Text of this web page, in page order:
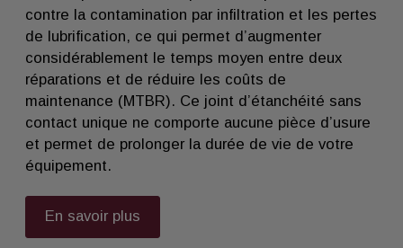
contre la contamination par infiltration et les pertes
de lubrification, ce qui permet d’augmenter
considérablement le temps moyen entre deux
réparations et de réduire les coûts de
maintenance (MTBR). Ce joint d’étanchéité sans
contact unique ne comporte aucune pièce d’usure
et permet de prolonger la durée de vie de votre
équipement.
En savoir plus